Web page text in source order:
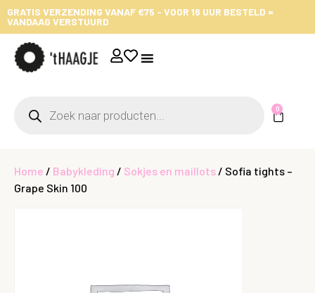
GRATIS VERZENDING VANAF €75 - VOOR 16 UUR BESTELD =
VANDAAG VERSTUURD
0
Home / Babykleding / Sokjes en maillots / Sofia tights –
Grape Skin 100